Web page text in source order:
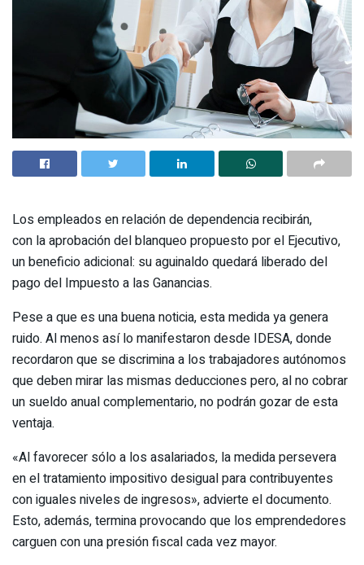
Los empleados en relación de dependencia recibirán,
con la aprobación del blanqueo propuesto por el Ejecutivo,
un beneficio adicional: su aguinaldo quedará liberado del
pago del Impuesto a las Ganancias.
Pese a que es una buena noticia, esta medida ya genera
ruido. Al menos así lo manifestaron desde IDESA, donde
recordaron que se discrimina a los trabajadores autónomos
que deben mirar las mismas deducciones pero, al no cobrar
un sueldo anual complementario, no podrán gozar de esta
ventaja.
«Al favorecer sólo a los asalariados, la medida persevera
en el tratamiento impositivo desigual para contribuyentes
con iguales niveles de ingresos», advierte el documento.
Esto, además, termina provocando que los emprendedores
carguen con una presión fiscal cada vez mayor.